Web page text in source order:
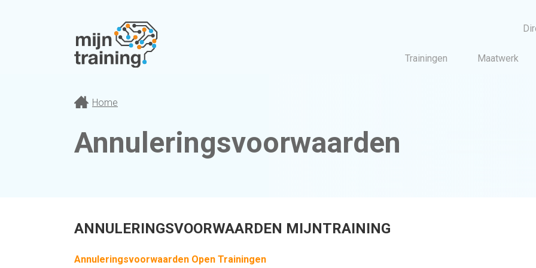
Trainingen Maatwerk
Home
Annuleringsvoorwaarden
ANNULERINGSVOORWAARDEN MIJNTRAINING
Annuleringsvoorwaarden Open Trainingen